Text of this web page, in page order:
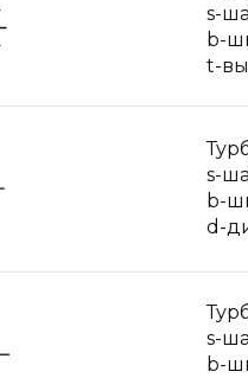
s-
b-
t-
s-
b-
d-
s-
b-